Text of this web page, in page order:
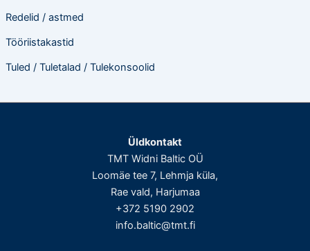
Redelid / astmed
Tööriistakastid
Tuled / Tuletalad / Tulekonsoolid
Üldkontakt
TMT Widni Baltic OÜ
Loomäe tee 7, Lehmja küla,
Rae vald, Harjumaa
+372 5190 2902
info.baltic@tmt.fi